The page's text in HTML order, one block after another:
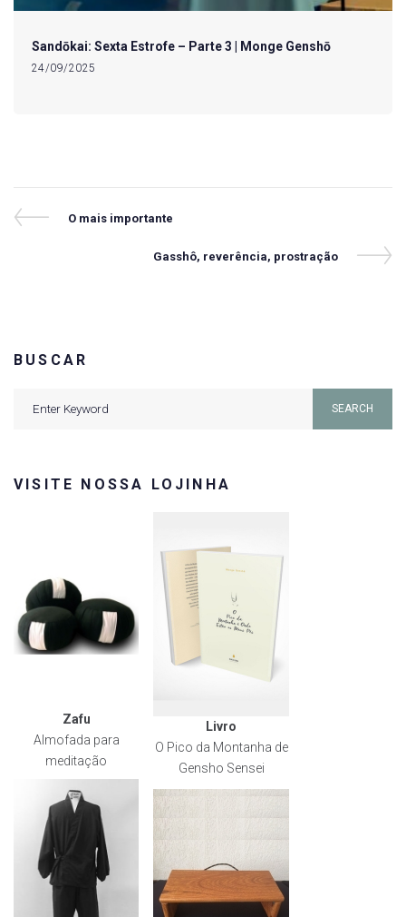
Sandōkai: Sexta Estrofe – Parte 3 | Monge Genshō
24/09/2025
Navegação
Previous
O mais importante
Next
Gasshô, reverência, prostração
BUSCAR
SEARCH
VISITE NOSSA LOJINHA
Zafu
Almofada para
meditação
Livro
O Pico da Montanha de
Gensho Sensei